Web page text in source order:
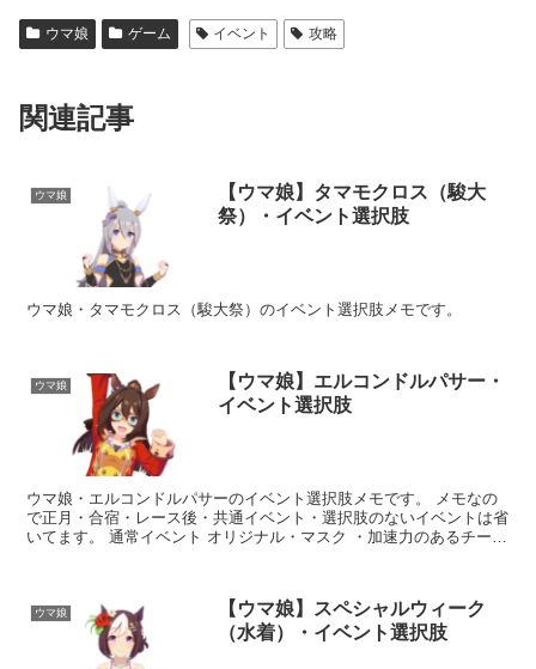
ウマ娘 ゲーム イベント 攻略
関連記事
ウマ娘
【ウマ娘】タマモクロス（駿大
祭）・イベント選択肢
ウマ娘・タマモクロス（駿大祭）のイベント選択肢メモです。
ウマ娘
【ウマ娘】エルコンドルパサー・
イベント選択肢
ウマ娘・エルコンドルパサーのイベント選択肢メモです。 メモなの
で正月・合宿・レース後・共通イベント・選択肢のないイベントは省
いてます。 通常イベント オリジナル・マスク ・加速力のあるチータ
ウマ娘
【ウマ娘】スペシャルウィーク
（水着）・イベント選択肢